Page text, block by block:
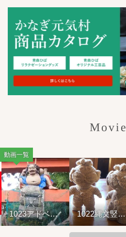
Movie
動画一覧
1023アドベン
チャーライド&
1022縄文竪穴
風住居設営と